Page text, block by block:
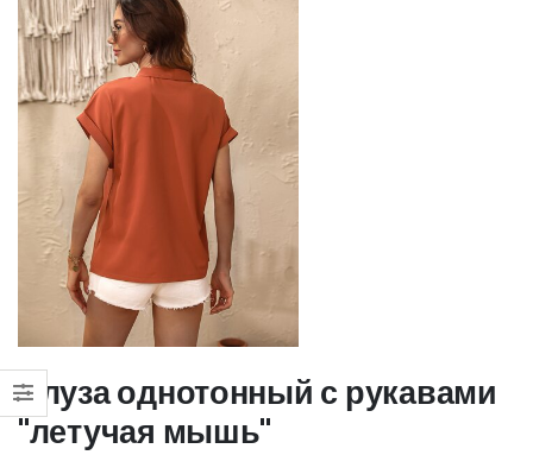
Блуза однотонный с рукавами
"летучая мышь"